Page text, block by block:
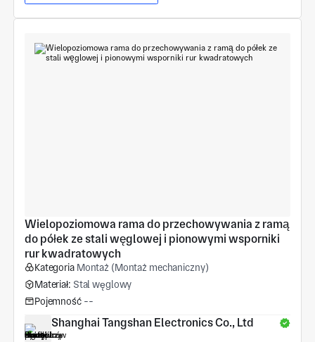
Wielopoziomowa rama do przechowywania z ramą
do półek ze stali węglowej i pionowymi wsporniki
rur kwadratowych
Kategoria Montaż (Montaż mechaniczny)
Materiał: Stal węglowy
Pojemność --
Shanghai Tangshan Electronics Co., Ltd